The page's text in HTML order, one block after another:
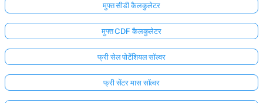
मुफ्त सीडी कैलकुलेटर
मुफ्त CDF कैलकुलेटर
फ्री सेल पोटेंशियल सॉल्वर
फ्री सेंटर मास सॉल्वर